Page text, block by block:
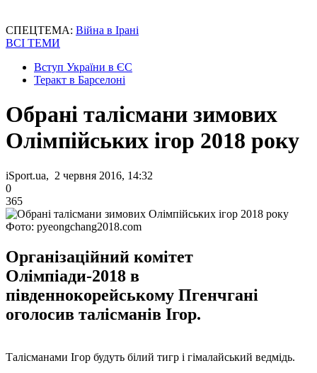
СПЕЦТЕМА: Війна в Ірані
ВСІ ТЕМИ
Вступ України в ЄС
Теракт в Барселоні
Обрані талісмани зимових
Олімпійських ігор 2018 року
iSport.ua, 2 червня 2016, 14:32
0
365
Фото: pyeongchang2018.com
Організаційний комітет
Олімпіади-2018 в
південнокорейському Пгенчгані
оголосив талісманів Ігор.
Талісманами Ігор будуть білий тигр і гімалайський ведмідь.